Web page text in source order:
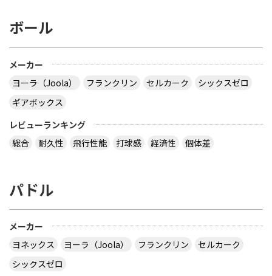
ボール
メーカー
ヨーラ（Joola）
フランクリン セルカーク
シックスゼロ
ギアボックス
レビューランキング
総合
耐久性 飛行性能 打球感 経済性 個体差
パドル
メーカー
ヨネックス
ヨーラ（Joola） フランクリン
セルカーク
シックスゼロ